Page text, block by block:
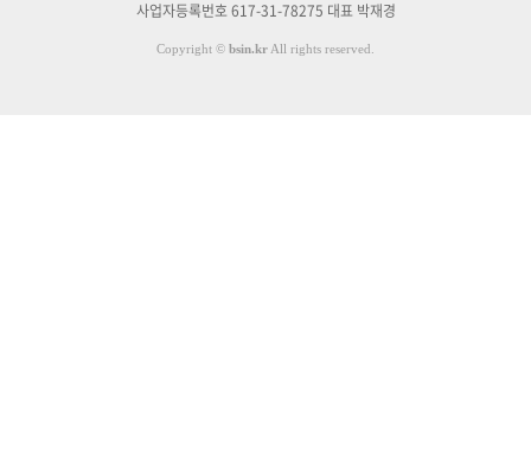
사업자등록번호 617-31-78275 대표 박재경
Copyright © bsin.kr All rights reserved.